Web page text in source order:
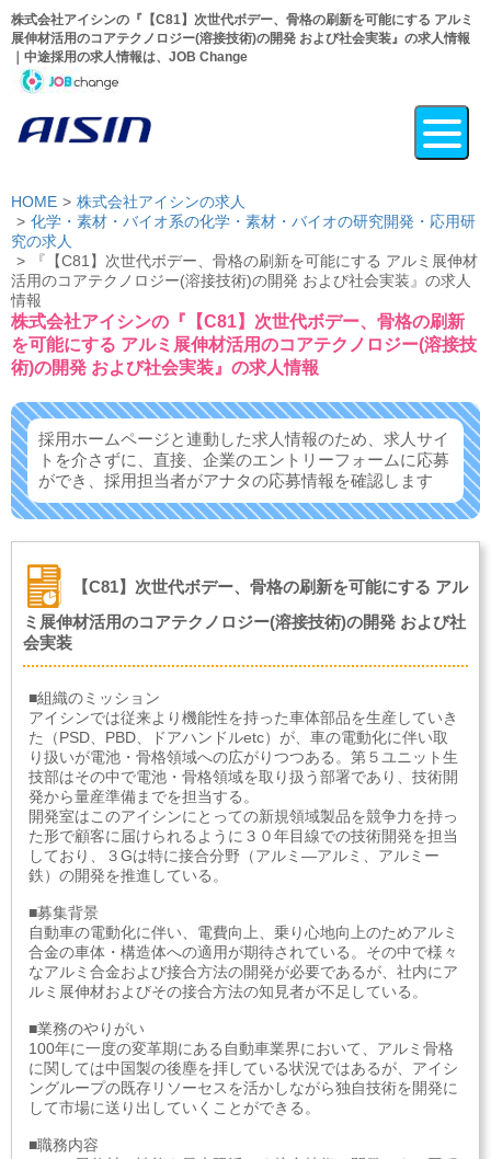
株式会社アイシンの『【C81】次世代ボデー、骨格の刷新を可能にする アルミ
展伸材活用のコアテクノロジー(溶接技術)の開発 および社会実装』の求人情報
｜中途採用の求人情報は、JOB Change
HOME
株式会社アイシンの求人
化学・素材・バイオ系の化学・素材・バイオの研究開発・応用研
究の求人
『【C81】次世代ボデー、骨格の刷新を可能にする アルミ展伸材
活用のコアテクノロジー(溶接技術)の開発 および社会実装』の求人
情報
株式会社アイシンの『【C81】次世代ボデー、骨格の刷新
を可能にする アルミ展伸材活用のコアテクノロジー(溶接技
術)の開発 および社会実装』の求人情報
採用ホームページと連動した求人情報のため、求人サイ
トを介さずに、 直接、企業のエントリーフォームに応募
ができ、 採用担当者がアナタの応募情報を確認します
【C81】次世代ボデー、骨格の刷新を可能にする アル
ミ展伸材活用のコアテクノロジー(溶接技術)の開発 および社
会実装
■組織のミッション
アイシンでは従来より機能性を持った車体部品を生産していき
た（PSD、PBD、ドアハンドルetc）が、車の電動化に伴い取
り扱いが電池・骨格領域への広がりつつある。第５ユニット生
技部はその中で電池・骨格領域を取り扱う部署であり、技術開
発から量産準備までを担当する。
開発室はこのアイシンにとっての新規領域製品を競争力を持っ
た形で顧客に届けられるように３０年目線での技術開発を担当
しており、３Gは特に接合分野（アルミ—アルミ、アルミー
鉄）の開発を推進している。
■募集背景
自動車の電動化に伴い、電費向上、乗り心地向上のためアルミ
合金の車体・構造体への適用が期待されている。その中で様々
なアルミ合金および接合方法の開発が必要であるが、社内にア
ルミ展伸材およびその接合方法の知見者が不足している。
■業務のやりがい
100年に一度の変革期にある自動車業界において、アルミ骨格
に関しては中国製の後塵を拝している状況ではあるが、アイシ
ングループの既存リソーセスを活かしながら独自技術を開発に
して市場に送り出していくことができる。
■職務内容